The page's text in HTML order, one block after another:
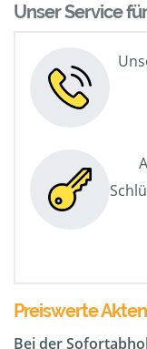
Unser Service
Preiswerte
Bei der